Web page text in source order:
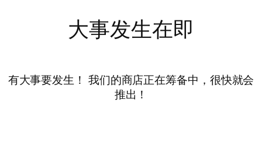
大事发生在即
有大事要发生！ 我们的商店正在筹备中，很快就会
推出！